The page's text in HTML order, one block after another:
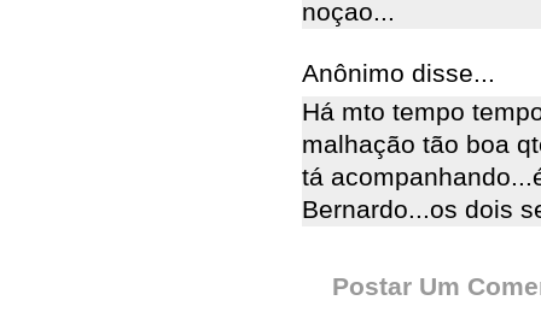
noçao...
Anônimo disse...
Há mto tempo
malhação tão boa
tá
Bernardo...os dois
Postar Um